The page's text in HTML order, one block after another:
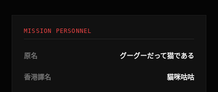
MISSION PERSONNEL
原名 グーグーだって猫である
香港譯名 貓咪咕咕